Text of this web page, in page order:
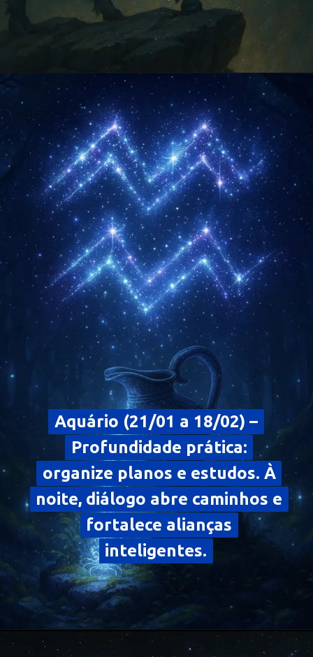
Opening https://falaregional.com.br/?s=hor%C3%B3scopo
Aquário (21/01 a 18/02) –
Profundidade prática:
organize planos e estudos. À
noite, diálogo abre caminhos e
fortalece alianças
inteligentes.
Aquário (21/01 a 18/02) –
Profundidade prática:
organize planos e estudos. À
noite, diálogo abre caminhos e
fortalece alianças
inteligentes.
Opening https://falaregional.com.br/?s=hor%C3%B3scopo